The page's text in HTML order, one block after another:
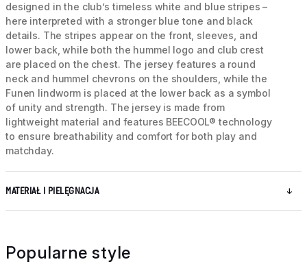
designed in the club’s timeless white and blue stripes –
here interpreted with a stronger blue tone and black
details. The stripes appear on the front, sleeves, and
lower back, while both the hummel logo and club crest
are placed on the chest. The jersey features a round
neck and hummel chevrons on the shoulders, while the
Funen lindworm is placed at the lower back as a symbol
of unity and strength. The jersey is made from
lightweight material and features BEECOOL® technology
to ensure breathability and comfort for both play and
matchday.
MATERIAŁ I PIELĘGNACJA
Popularne style